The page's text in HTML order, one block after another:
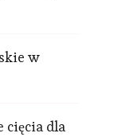
w
cięcia dla